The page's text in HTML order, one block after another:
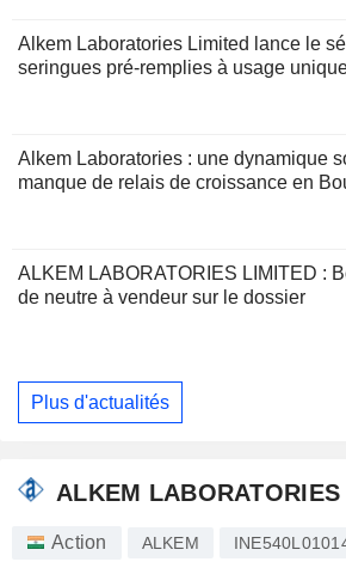
Alkem Laboratories Limited lance le
seringues pré-remplies à usage
Alkem Laboratories : une dynamique
manque de relais de croissance en
ALKEM LABORATORIES LIMITED :
de neutre à vendeur sur le dossier
Plus d'actualités
ALKEM
Action ALKEM